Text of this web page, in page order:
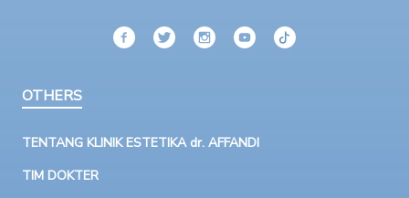
OTHERS
TENTANG KLINIK ESTETIKA dr. AFFANDI
TIM DOKTER